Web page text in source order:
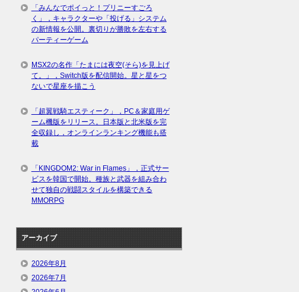
「みんなでポイっと！プリニーすごろ
く」，キャラクターや「投げる」システム
の新情報を公開。裏切りが勝敗を左右する
パーティーゲーム
MSX2の名作「たまには夜空(そら)を見上げ
て。」，Switch版を配信開始。星と星をつ
ないで星座を描こう
「超翼戦騎エスティーク」，PC＆家庭用ゲ
ーム機版をリリース。日本版と北米版を完
全収録し，オンラインランキング機能も搭
載
「KINGDOM2: War in Flames」，正式サー
ビスを韓国で開始。種族と武器を組み合わ
せて独自の戦闘スタイルを構築できる
MMORPG
アーカイブ
2026年8月
2026年7月